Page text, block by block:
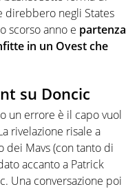
direbbero negli States
scorso anno e partenza
in un Ovest che
su Doncic
un errore è il capo vuol
rivelazione risale a
dei Mavs (con tanto di
accanto a Patrick
Una conversazione poi